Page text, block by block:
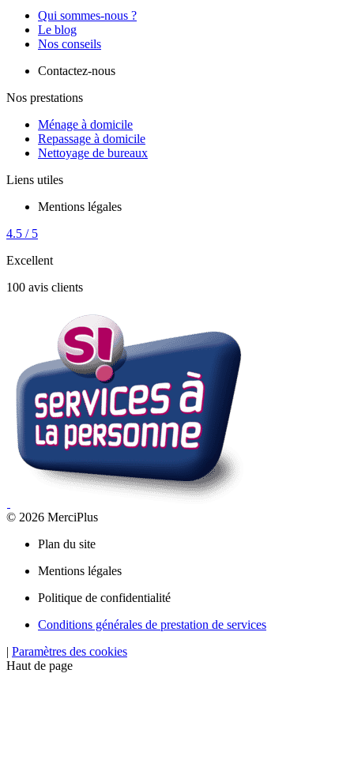
Qui sommes-nous ?
Le blog
Nos conseils
Contactez-nous
Nos prestations
Ménage à domicile
Repassage à domicile
Nettoyage de bureaux
Liens utiles
Mentions légales
4.5 / 5
Excellent
100 avis clients
© 2026 MerciPlus
Plan du site
Mentions légales
Politique de confidentialité
Conditions générales de prestation de services
| Paramètres des cookies
Haut de page